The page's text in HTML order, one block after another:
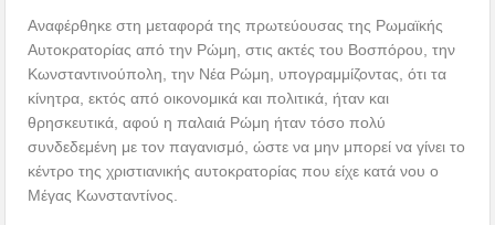
Αναφέρθηκε στη μεταφορά της πρωτεύουσας της Ρωμαϊκής
Αυτοκρατορίας από την Ρώμη, στις ακτές του Βοσπόρου, την
Κωνσταντινούπολη, την Νέα Ρώμη, υπογραμμίζοντας, ότι τα
κίνητρα, εκτός από οικονομικά και πολιτικά, ήταν και
θρησκευτικά, αφού η παλαιά Ρώμη ήταν τόσο πολύ
συνδεδεμένη με τον παγανισμό, ώστε να μην μπορεί να γίνει το
κέντρο της χριστιανικής αυτοκρατορίας που είχε κατά νου ο
Μέγας Κωνσταντίνος.